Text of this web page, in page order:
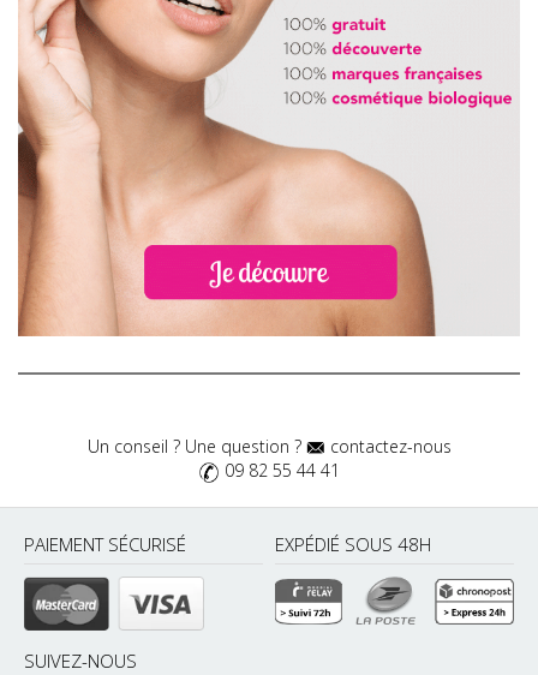
Un conseil ? Une question ?
contactez-nous
09 82 55 44 41
PAIEMENT SÉCURISÉ EXPÉDIÉ SOUS 48H
SUIVEZ-NOUS